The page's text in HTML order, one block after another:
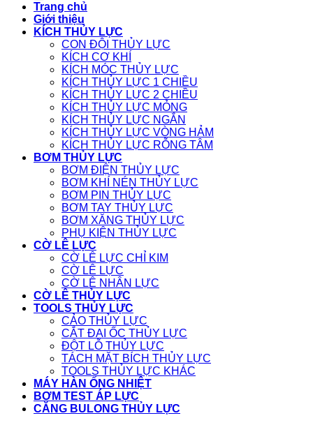
Trang chủ
Giới thiệu
KÍCH THỦY LỰC
CON ĐỘI THỦY LỰC
KÍCH CƠ KHÍ
KÍCH MÓC THỦY LỰC
KÍCH THỦY LỰC 1 CHIỀU
KÍCH THỦY LỰC 2 CHIỀU
KÍCH THỦY LỰC MỎNG
KÍCH THỦY LỰC NGẮN
KÍCH THỦY LỰC VÒNG HẢM
KÍCH THỦY LỰC RỖNG TÂM
BƠM THỦY LỰC
BƠM ĐIỆN THỦY LỰC
BƠM KHÍ NÉN THỦY LỰC
BƠM PIN THỦY LỰC
BƠM TAY THỦY LỰC
BƠM XĂNG THỦY LỰC
PHỤ KIỆN THỦY LỰC
CỜ LÊ LỰC
CỜ LÊ LỰC CHỈ KIM
CỜ LÊ LỰC
CỜ LÊ NHÂN LỰC
CỜ LÊ THỦY LỰC
TOOLS THỦY LỰC
CẢO THỦY LỰC
CẮT ĐAI ỐC THỦY LỰC
ĐỘT LỖ THỦY LỰC
TÁCH MẶT BÍCH THỦY LỰC
TOOLS THỦY LỰC KHÁC
MÁY HÀN ỐNG NHIỆT
BƠM TEST ÁP LỰC
CĂNG BULONG THỦY LỰC